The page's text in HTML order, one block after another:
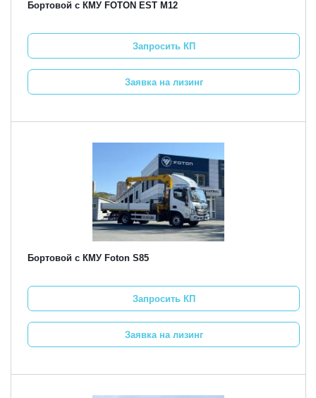
Бортовой с КМУ FOTON EST M12
Запросить КП
Заявка на лизинг
Бортовой с КМУ Foton S85
Запросить КП
Заявка на лизинг